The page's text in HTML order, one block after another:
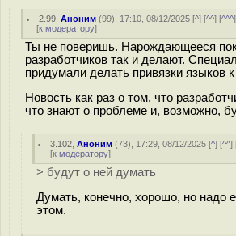
2.99 ,Аноним (99), 17:10, 08/12/2025 [^] [^^] [^^^
[к модератору]
Ты не поверишь. Нарождающееся
разработчиков так и делают.
придумали делать привязки языков
Новость как раз о том, что
что знают о проблеме и, возможно,
3.102 ,Аноним (73), 17:29, 08/12/2025 [^] [^^]
[к модератору]
> будут о ней думать
Думать, конечно, хорошо, но надо
этом.